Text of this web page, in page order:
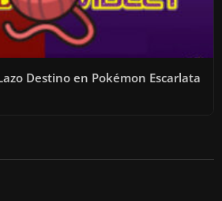
Destino en Pokémon Escarlata